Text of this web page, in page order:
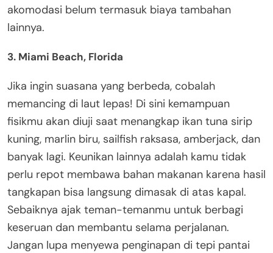
akomodasi belum termasuk biaya tambahan
lainnya.
3. Miami Beach, Florida
Jika ingin suasana yang berbeda, cobalah
memancing di laut lepas! Di sini kemampuan
fisikmu akan diuji saat menangkap ikan tuna sirip
kuning, marlin biru, sailfish raksasa, amberjack, dan
banyak lagi. Keunikan lainnya adalah kamu tidak
perlu repot membawa bahan makanan karena hasil
tangkapan bisa langsung dimasak di atas kapal.
Sebaiknya ajak teman-temanmu untuk berbagi
keseruan dan membantu selama perjalanan.
Jangan lupa menyewa penginapan di tepi pantai